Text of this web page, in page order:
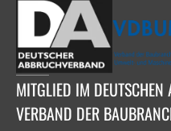
MITGLIED IM
VERBAND DER